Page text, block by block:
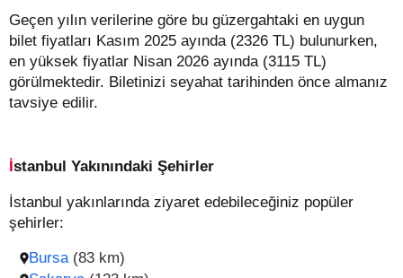
Geçen yılın verilerine göre bu güzergahtaki en uygun
bilet fiyatları Kasım 2025 ayında (2326 TL) bulunurken,
en yüksek fiyatlar Nisan 2026 ayında (3115 TL)
görülmektedir. Biletinizi seyahat tarihinden önce almanız
tavsiye edilir.
İstanbul Yakınındaki Şehirler
İstanbul yakınlarında ziyaret edebileceğiniz popüler
şehirler:
Bursa (83 km)